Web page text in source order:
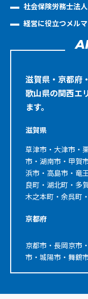
社会保険労務士法
経営に役立つメル
滋賀県・京都府
歌山県の関西エ
ます。
滋賀県
草津市・大津市・
市・湖南市・甲賀
浜市・高島市・竜
良町・湖北町・多
木之本町・余呉町
京都府
京都市・長岡京市
市・城陽市・舞鶴